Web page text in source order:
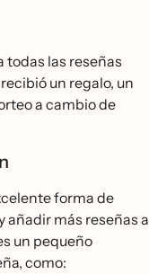
todas las reseñas
un regalo, un
a cambio de
forma de
añadir más reseñas a
un pequeño
como: